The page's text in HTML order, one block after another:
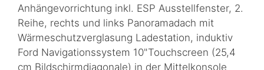
Anhängevorrichtung inkl. ESP Ausstellfenster, 2.
Reihe, rechts und links Panoramadach mit
Wärmeschutzverglasung Ladestation, induktiv
Ford Navigationssystem 10"Touchscreen (25,4
cm Bildschirmdiagonale) in der Mittelkonsole